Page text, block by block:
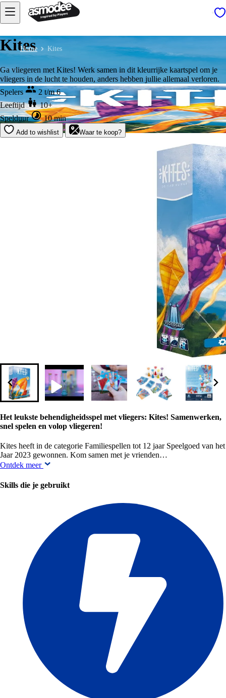
Home Kites
Kites
Ga vliegeren met Kites! Werk samen in dit kleurrijke kaartspel om je
vliegers in de lucht te houden, anders hebben jullie allemaal verloren.
Spelers
2 t/m 6
Leeftijd
10+
Spelduur
10 min
Add to wishlist Waar te koop?
Het leukste behendigheidsspel met vliegers: Kites! Samenwerken,
snel spelen en volop vliegeren!
Kites heeft in de categorie Familiespellen tot 12 jaar Speelgoed van het
Jaar 2023 gewonnen. Kom samen met je vrienden…
Ontdek meer
Skills die je gebruikt